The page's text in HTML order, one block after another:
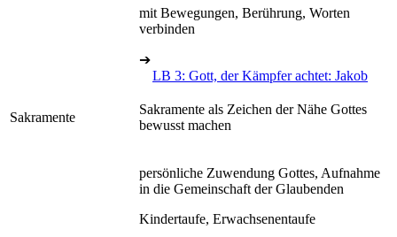
mit Bewegungen, Berührung, Worten
verbinden
➔
LB 3: Gott, der Kämpfer achtet: Jakob
Sakramente
Sakramente als Zeichen der Nähe Gottes
bewusst machen
persönliche Zuwendung Gottes, Aufnahme
in die Gemeinschaft der Glaubenden
Kindertaufe, Erwachsenentaufe